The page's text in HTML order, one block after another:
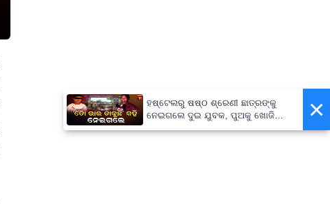
×
ହଷ୍ଟେଲରୁ ଷଷ୍ଠ ଶ୍ରେଣୀ ଛାତ୍ରଙ୍କୁ
ନେଇଗଲେ ଦୁଇ ଯୁବକ, ପୁଅକୁ ଖୋଜି
ଆଣିବାକୁ ମାଆଙ୍କ ନିବେଦନ